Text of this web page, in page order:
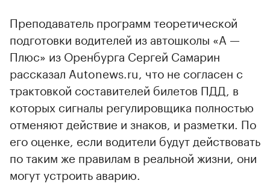
Преподаватель программ теоретической
подготовки водителей из автошколы «А —
Плюс» из Оренбурга Сергей Самарин
рассказал Autonews.ru, что не согласен с
трактовкой составителей билетов ПДД, в
которых сигналы регулировщика полностью
отменяют действие и знаков, и разметки. По
его оценке, если водители будут действовать
по таким же правилам в реальной жизни, они
могут устроить аварию.